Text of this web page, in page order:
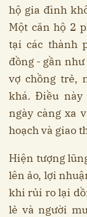
hộ gia đình
Một căn hộ 2
tại các thành
đồng - gần
vợ chồng trẻ,
khá. Điều
ngày càng xa
hoạch và giao
Hiện tượng
lên ảo, lợi
khi rủi ro lại
lẻ và người